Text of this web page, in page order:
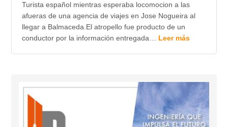
Turista español mientras esperaba locomocion a las
afueras de una agencia de viajes en Jose Nogueira al
llegar a Balmaceda.El atropello fue producto de un
conductor por la información entregada… Leer más